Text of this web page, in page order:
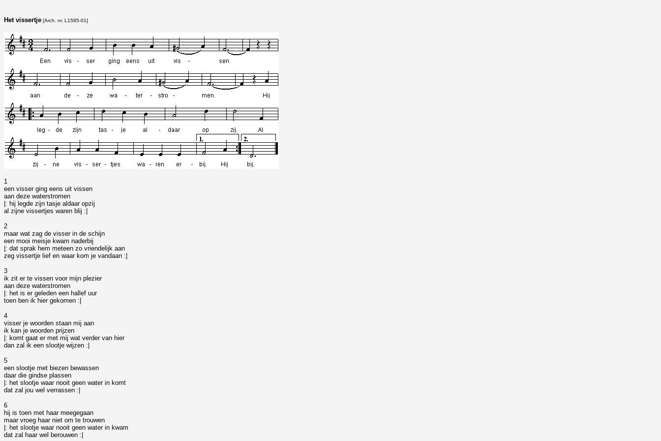
Het vissertje [Arch. nr. L1585-01]
1
een visser ging eens uit vissen
aan deze waterstromen
|: hij legde zijn tasje aldaar opzij
al zijne vissertjes waren blij :|
2
maar wat zag de visser in de schijn
een mooi meisje kwam naderbij
|: dat sprak hem meteen zo vriendelijk aan
zeg vissertje lief en waar kom je vandaan :|
3
ik zit er te vissen voor mijn plezier
aan deze waterstromen
|: het is er geleden een hallef uur
toen ben ik hier gekomen :|
4
visser je woorden staan mij aan
ik kan je woorden prijzen
|: komt gaat er met mij wat verder van hier
dan zal ik een slootje wijzen :|
5
een slootje met biezen bewassen
daar die gindse plassen
|: het slootje waar nooit geen water in komt
dat zal jou wel verrassen :|
6
hij is toen met haar meegegaan
maar vroeg haar niet om te trouwen
|: het slootje waar nooit geen water in kwam
dat zal haar wel berouwen :|